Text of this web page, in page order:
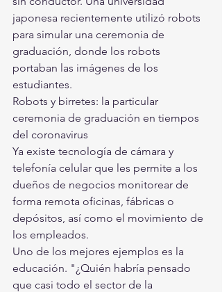
japonesa recientemente utilizó robots
para simular una ceremonia de
graduación, donde los robots
portaban las imágenes de los
estudiantes.
Robots y birretes: la particular
ceremonia de graduación en tiempos
del coronavirus
Ya existe tecnología de cámara y
telefonía celular que les permite a los
dueños de negocios monitorear de
forma remota oficinas, fábricas o
depósitos, así como el movimiento de
los empleados.
Uno de los mejores ejemplos es la
educación. "¿Quién habría pensado
que casi todo el sector de la